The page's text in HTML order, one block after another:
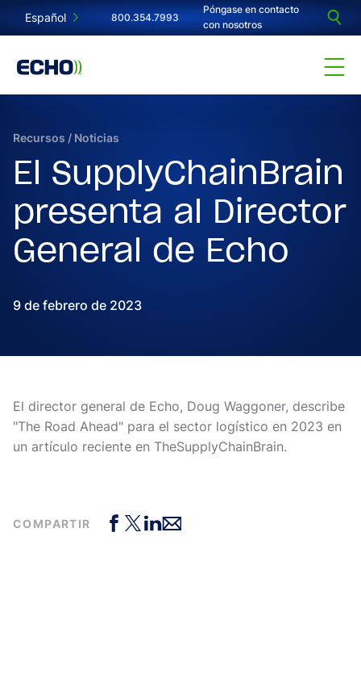
Español 800.354.7993
Póngase en contacto
con nosotros
Recursos / Noticias
El SupplyChainBrain
presenta al Director
General de Echo
9 de febrero de 2023
El director general de Echo, Doug Waggoner, describe
"The Road Ahead" para el sector logístico en 2023 en
un artículo reciente en TheSupplyChainBrain.
COMPARTIR